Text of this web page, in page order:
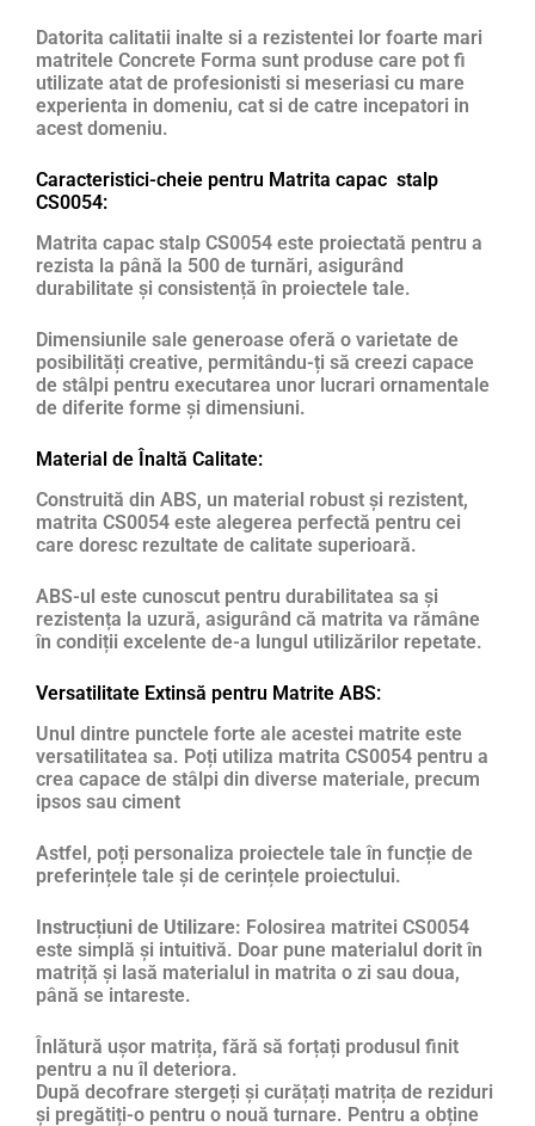
Datorita calitatii inalte si a rezistentei lor foarte mari
matritele Concrete Forma sunt produse care pot fi
utilizate atat de profesionisti si meseriasi cu mare
experienta in domeniu, cat si de catre incepatori in
acest domeniu.
Caracteristici-cheie pentru Matrita capac stalp
CS0054:
Matrita capac stalp CS0054 este proiectată pentru a
rezista la până la 500 de turnări, asigurând
durabilitate și consistență în proiectele tale.
Dimensiunile sale generoase oferă o varietate de
posibilități creative, permitându-ți să creezi capace
de stâlpi pentru executarea unor lucrari ornamentale
de diferite forme și dimensiuni.
Material de Înaltă Calitate:
Construită din ABS, un material robust și rezistent,
matrita CS0054 este alegerea perfectă pentru cei
care doresc rezultate de calitate superioară.
ABS-ul este cunoscut pentru durabilitatea sa și
rezistența la uzură, asigurând că matrita va rămâne
în condiții excelente de-a lungul utilizărilor repetate.
Versatilitate Extinsă pentru Matrite ABS:
Unul dintre punctele forte ale acestei matrite este
versatilitatea sa. Poți utiliza matrita CS0054 pentru a
crea capace de stâlpi din diverse materiale, precum
ipsos sau ciment
Astfel, poți personaliza proiectele tale în funcție de
preferințele tale și de cerințele proiectului.
Instrucțiuni de Utilizare: Folosirea matritei CS0054
este simplă și intuitivă. Doar pune materialul dorit în
matriță și lasă materialul in matrita o zi sau doua,
până se intareste.
Înlătură ușor matrița, fără să forțați produsul finit
pentru a nu îl deteriora.
După decofrare stergeți și curățați matrița de reziduri
și pregătiți-o pentru o nouă turnare. Pentru a obține